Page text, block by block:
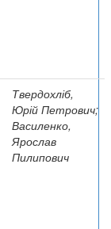
Твердохліб,
Юрій Петрович;
Василенко,
Ярослав
Пилипович